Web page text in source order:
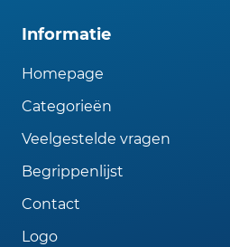
Informatie
Homepage
Categorieën
Veelgestelde vragen
Begrippenlijst
Contact
Logo